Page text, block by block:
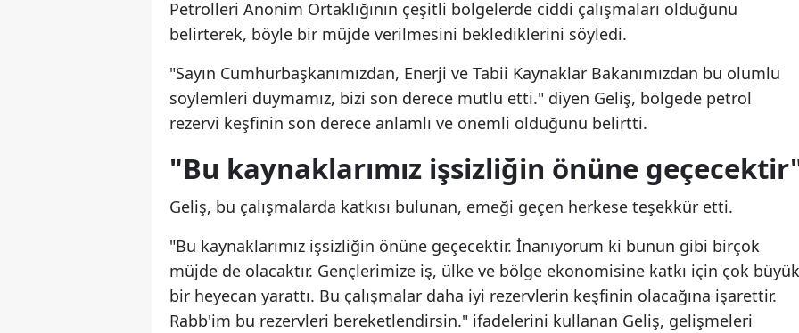
Hakkari
Isparta
Mersin
İstanbul
Kastamonu
Kayseri
Petrolleri Anonim Ortaklığının çeşitli bölgelerde ciddi çalışmaları olduğunu
belirterek, böyle bir müjde verilmesini beklediklerini söyledi.
"Sayın Cumhurbaşkanımızdan, Enerji ve Tabii Kaynaklar Bakanımızdan bu olumlu
söylemleri duymamız, bizi son derece mutlu etti." diyen Geliş, bölgede petrol
rezervi keşfinin son derece anlamlı ve önemli olduğunu belirtti.
"Bu kaynaklarımız işsizliğin önüne
Geliş, bu çalışmalarda katkısı bulunan, emeği geçen herkese teşekkür etti.
"Bu kaynaklarımız işsizliğin önüne geçecektir. İnanıyorum ki bunun gibi birçok
müjde de olacaktır. Gençlerimize iş, ülke ve bölge ekonomisine katkı için çok büyük
bir heyecan yarattı. Bu çalışmalar daha iyi rezervlerin keşfinin olacağına işarettir.
Rabb'im bu rezervleri bereketlendirsin." ifadelerini kullanan Geliş, gelişmeleri